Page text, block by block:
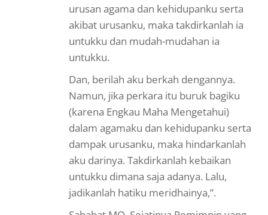
urusan agama dan kehidupanku serta
akibat urusanku, maka takdirkanlah ia
untukku dan mudah-mudahan ia
untukku.
Dan, berilah aku berkah dengannya.
Namun, jika perkara itu buruk bagiku
(karena Engkau Maha Mengetahui)
dalam agamaku dan kehidupanku serta
dampak urusanku, maka hindarkanlah
aku darinya. Takdirkanlah kebaikan
untukku dimana saja adanya. Lalu,
jadikanlah hatiku meridhainya,”.